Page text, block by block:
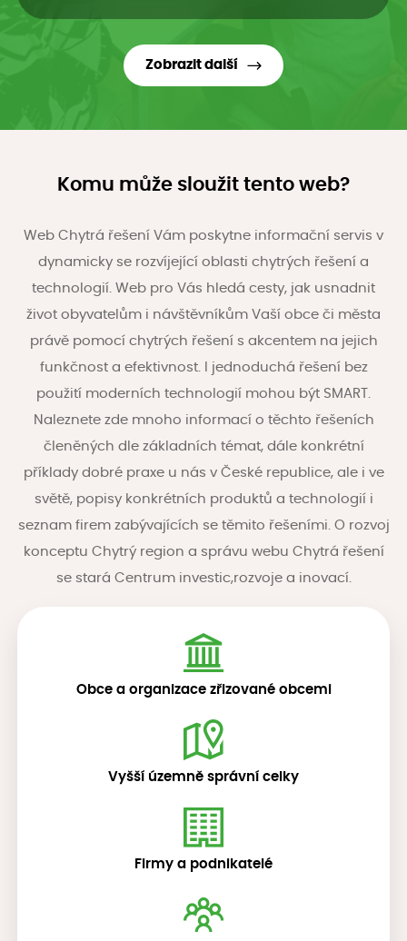
Zobrazit další
Komu může sloužit tento web?
Web Chytrá řešení Vám poskytne informační servis v
dynamicky se rozvíjející oblasti chytrých řešení a
technologií. Web pro Vás hledá cesty, jak usnadnit
život obyvatelům i návštěvníkům Vaší obce či města
právě pomocí chytrých řešení s akcentem na jejich
funkčnost a efektivnost. I jednoduchá řešení bez
použití moderních technologií mohou být SMART.
Naleznete zde mnoho informací o těchto řešeních
členěných dle základních témat, dále konkrétní
příklady dobré praxe u nás v České republice, ale i ve
světě, popisy konkrétních produktů a technologií i
seznam firem zabývajících se těmito řešeními. O rozvoj
konceptu Chytrý region a správu webu Chytrá řešení
se stará Centrum investic,rozvoje a inovací.
Obce a organizace zřizované obcemi
Vyšší územně správní celky
Firmy a podnikatelé